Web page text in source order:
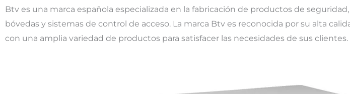
Btv es una marca española especializada en la fabricación de productos de
bóvedas y sistemas de control de acceso. La marca Btv es reconocida por su alta
con una amplia variedad de productos para satisfacer las necesidades de sus clientes.